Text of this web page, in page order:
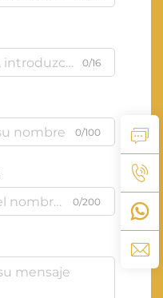
0/16
0/100
0/200